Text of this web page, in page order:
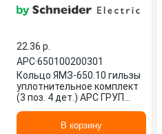
22.36 p.
APC·650100200301
Кольцо ЯМЗ-650.10 гильзы
уплотнительное комплект
(3 поз. 4 дет.) АРС ГРУП
В корзину